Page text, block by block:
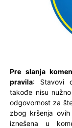
Pre slanja
pravila: Stavovi
takođe nisu
odgovornost za
zbog kršenja ovih
iznešena u